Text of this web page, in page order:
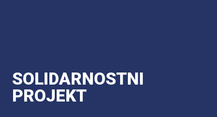
SOLIDARNOSTNI
PROJEKT